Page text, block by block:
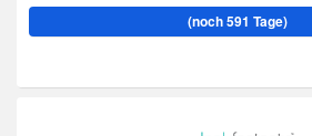
(noch 591 Tage)